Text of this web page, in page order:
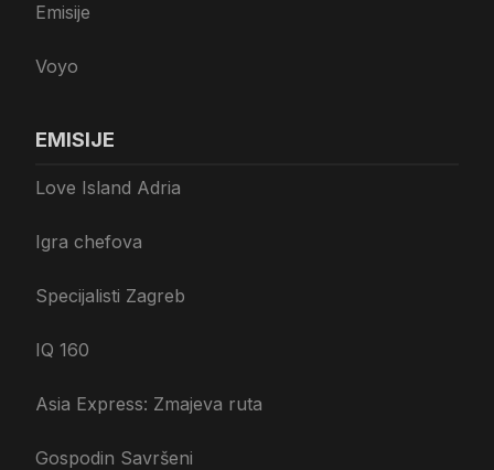
Emisije
Voyo
EMISIJE
Love Island Adria
Igra chefova
Specijalisti Zagreb
IQ 160
Asia Express: Zmajeva ruta
Gospodin Savršeni